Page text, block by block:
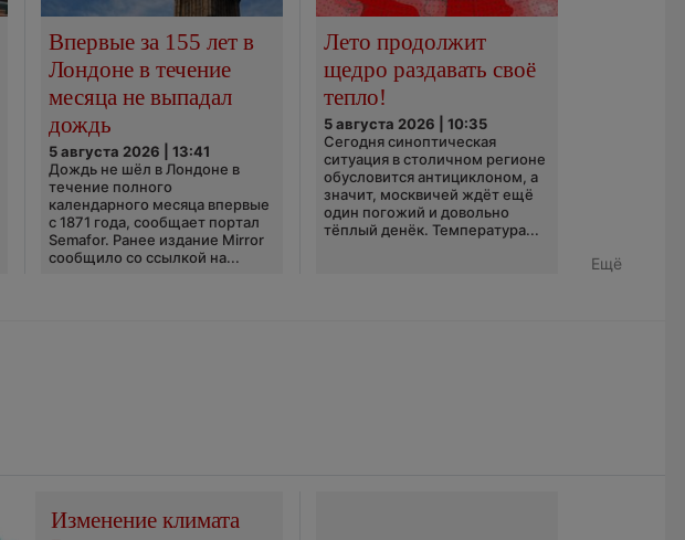
Впервые за 155 лет в
Лондоне в течение
месяца не выпадал
дождь
5 августа 2026 | 13:41
Дождь не шёл в Лондоне в
течение полного
календарного месяца впервые
с 1871 года, сообщает портал
Semafor. Ранее издание Mirror
сообщило со ссылкой на...
Лето продолжит
щедро раздавать своё
тепло!
5 августа 2026 | 10:35
Сегодня синоптическая
ситуация в столичном регионе
обусловится антициклоном, а
значит, москвичей ждёт ещё
один погожий и довольно
тёплый денёк. Температура...
Ещё
Изменение климата